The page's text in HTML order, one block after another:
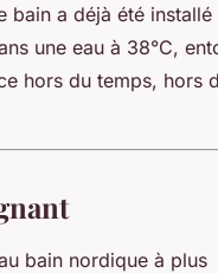
bain a déjà été installé
une eau à 38°C,
hors du temps, hors
bain nordique à plus